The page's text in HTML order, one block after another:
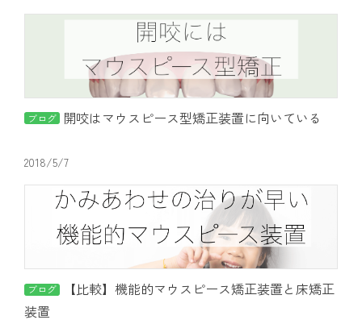
矯正歯科治療について役立つ情報を配信中
ブログ 開咬はマウスピース型矯正装置に向いている
2018/5/7
ブログ
【比較】機能的マウスピース矯正装置と床矯正
装置